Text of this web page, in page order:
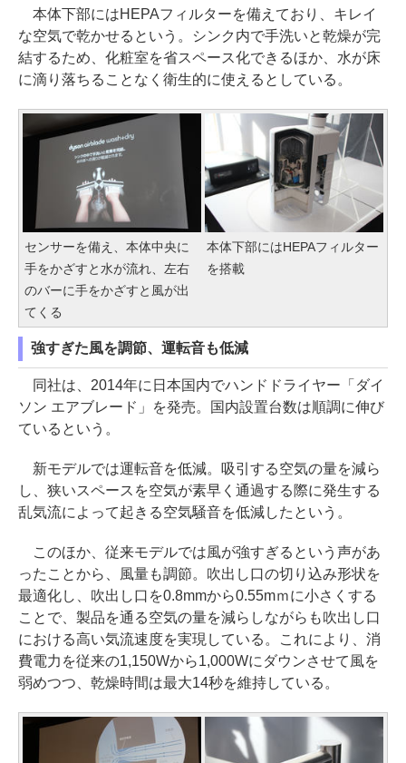
本体下部にはHEPAフィルターを備えており、キレイ
な空気で乾かせるという。シンク内で手洗いと乾燥が完
結するため、化粧室を省スペース化できるほか、水が床
に滴り落ちることなく衛生的に使えるとしている。
センサーを備え、本体中央に
手をかざすと水が流れ、左右
のバーに手をかざすと風が出
てくる
本体下部にはHEPAフィルター
を搭載
強すぎた風を調節、運転音も低減
同社は、2014年に日本国内でハンドドライヤー「ダイ
ソン エアブレード」を発売。国内設置台数は順調に伸び
ているという。
新モデルでは運転音を低減。吸引する空気の量を減ら
し、狭いスペースを空気が素早く通過する際に発生する
乱気流によって起きる空気騒音を低減したという。
このほか、従来モデルでは風が強すぎるという声があ
ったことから、風量も調節。吹出し口の切り込み形状を
最適化し、吹出し口を0.8mmから0.55mｍに小さくする
ことで、製品を通る空気の量を減らしながらも吹出し口
における高い気流速度を実現している。これにより、消
費電力を従来の1,150Wから1,000Wにダウンさせて風を
弱めつつ、乾燥時間は最大14秒を維持している。